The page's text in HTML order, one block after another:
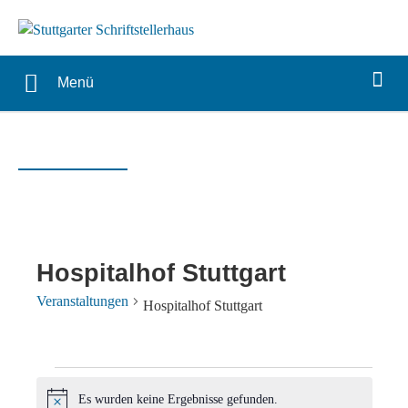
Menü
Hospitalhof Stuttgart
Veranstaltungen Hospitalhof Stuttgart
Veranstaltungen
Es wurden keine Ergebnisse gefunden.